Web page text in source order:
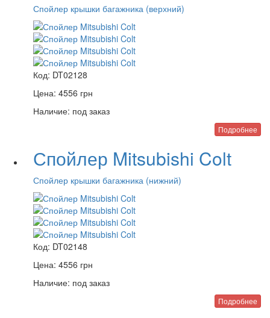
Спойлер крышки багажника (верхний)
Код: DT02128
Цена: 4556 грн
Наличие: под заказ
Подробнее
Спойлер Mitsubishi Colt
Спойлер крышки багажника (нижний)
Код: DT02148
Цена: 4556 грн
Наличие: под заказ
Подробнее